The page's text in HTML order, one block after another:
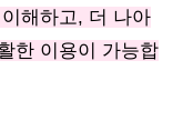
해하고, 더 나아
한 이용이 가능합